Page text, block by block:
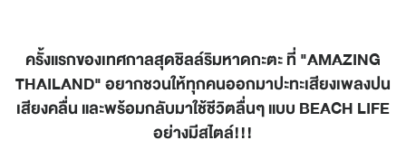
ครั้งแรกของเทศกาลสุดชิลล์ริมหาดกะตะ ที่ "AMAZING
THAILAND" อยากชวนให้ทุกคนออกมาปะทะเสียงเพลงปน
เสียงคลื่น และพร้อมกลับมาใช้ชีวิตลื่นๆ แบบ BEACH LIFE
อย่างมีสไตล์!!!